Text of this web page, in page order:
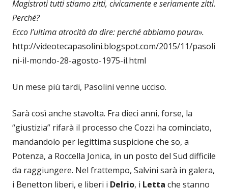
Magistrati tutti stiamo zitti, civicamente e seriamente zitti.
Perché?
Ecco l’ultima atrocità da dire: perché abbiamo paura».
http://videotecapasolini.blogspot.com/2015/11/pasoli
ni-il-mondo-28-agosto-1975-il.html
Un mese più tardi, Pasolini venne ucciso.
Sarà così anche stavolta. Fra dieci anni, forse, la
“giustizia” rifarà il processo che Cozzi ha cominciato,
mandandolo per legittima suspicione che so, a
Potenza, a Roccella Jonica, in un posto del Sud difficile
da raggiungere. Nel frattempo, Salvini sarà in galera,
i Benetton liberi, e liberi i Delrio, i Letta che stanno